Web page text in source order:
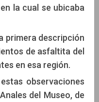
la cual se ubicaba
primera descripción
de asfaltita del
en esa región.
observaciones
del Museo, de